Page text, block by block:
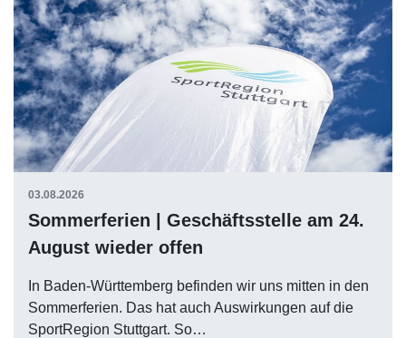
03.08.2026
Sommerferien | Geschäftsstelle am 24.
August wieder offen
In Baden-Württemberg befinden wir uns mitten in den
Sommerferien. Das hat auch Auswirkungen auf die
SportRegion Stuttgart. So…